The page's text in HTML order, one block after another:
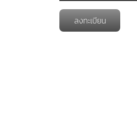
ลงทะเบียน